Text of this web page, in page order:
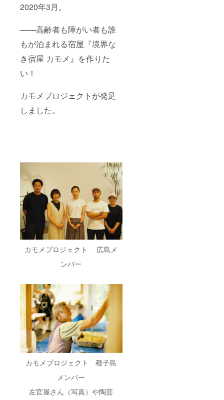
2020年3月。
——高齢者も障がい者も誰
もが泊まれる宿屋『境界な
き宿屋 カモメ』を作りた
い！
カモメプロジェクトが発足
しました。
カモメプロジェクト 広島メ
ンバー
カモメプロジェクト 種子島
メンバー
左官屋さん（写真）や陶芸